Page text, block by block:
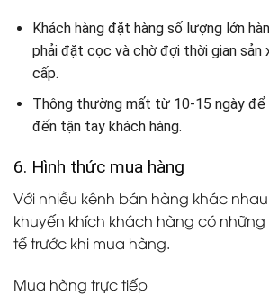
Khách hàng đặt hàng số lượng lớn
phải đặt cọc và chờ đợi thời gian sản
cấp.
Thông thường mất từ 10-15 ngày
đến tận tay khách hàng.
6. Hình thức mua hàng
Với nhiều kênh bán hàng khác
khuyến khích khách hàng có
tế trước khi mua hàng.
Mua hàng trực tiếp